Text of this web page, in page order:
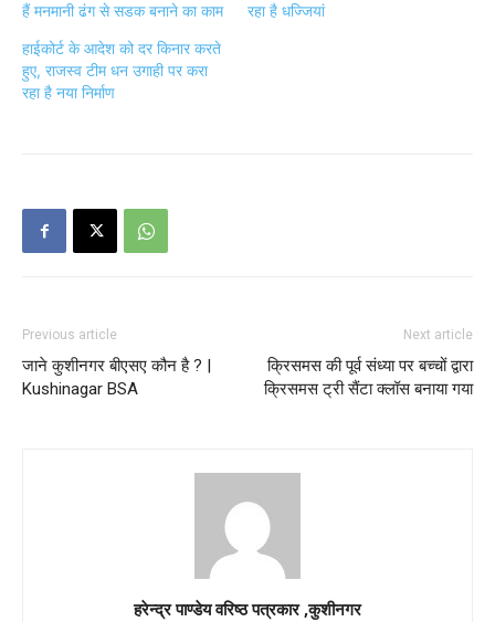
हैं मनमानी ढंग से सडक बनाने का काम
रहा है धज्जियां
हाईकोर्ट के आदेश को दर किनार करते
हुए, राजस्व टीम धन उगाही पर करा
रहा है नया निर्माण
Previous article
जाने कुशीनगर बीएसए कौन है ? |
Kushinagar BSA
Next article
क्रिसमस की पूर्व संध्या पर बच्चों द्वारा
क्रिसमस ट्री सैंटा क्लॉस बनाया गया
हरेन्द्र पाण्डेय वरिष्ठ पत्रकार ,कुशीनगर